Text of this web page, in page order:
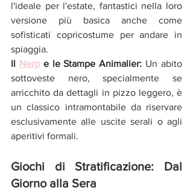
l'ideale per l'estate, fantastici nella loro
versione più basica anche come
sofisticati copricostume per andare in
spiaggia.
Il Nero e le Stampe Animalier: Un abito
sottoveste nero, specialmente se
arricchito da dettagli in pizzo leggero, è
un classico intramontabile da riservare
esclusivamente alle uscite serali o agli
aperitivi formali.
Giochi di Stratificazione: Dal
Giorno alla Sera